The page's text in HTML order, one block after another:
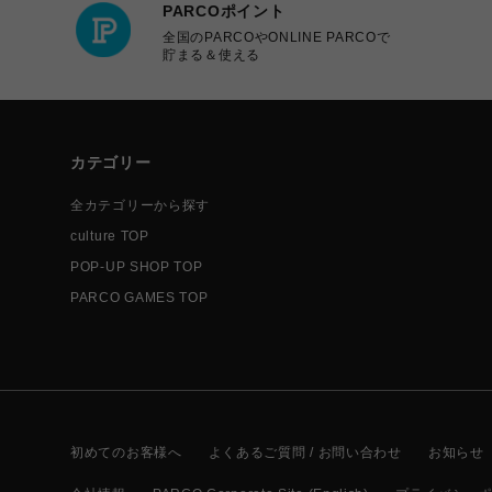
PARCOポイント
全国のPARCOやONLINE PARCOで
貯まる＆使える
カテゴリー
全カテゴリーから探す
culture TOP
POP-UP SHOP TOP
PARCO GAMES TOP
初めてのお客様へ よくあるご質問 / お問い合わせ お知らせ